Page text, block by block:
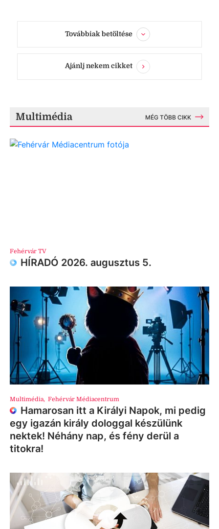
Továbbiak betöltése
Ajánlj nekem cikket
Multimédia MÉG TÖBB CIKK
Fehérvár TV
HÍRADÓ 2026. augusztus 5.
Multimédia, Fehérvár Médiacentrum
Hamarosan itt a Királyi Napok, mi pedig
egy igazán király dologgal készülünk
nektek! Néhány nap, és fény derül a
titokra!